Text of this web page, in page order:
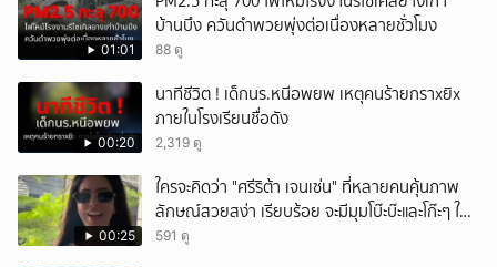
01:01
บ้านบึง ควันดำพวยพุ่งต่อเนื่องหลายชั่วโมง
88 ดู
00:20
นาทีชีวิต ! เด็กนร.หนีอพยพ เหตุคนร้ายกราxยิx
ภายในโรงเรียนชื่อดัง
2,319 ดู
00:25
ใครจะคิดว่า "ศรีริต้า เจนเซ่น" ที่หลายคนคุ้นภาพ
ลักษณ์สวยสง่า เรียบร้อย จะมีมุมโบ๊ะบ๊ะและโก๊ะๆ ให้
ได้อมยิ้มเหมือนกัน งานนี้ทำเอาแฟนๆ ทั้งเอ็นดูทั้ง
591 ดู